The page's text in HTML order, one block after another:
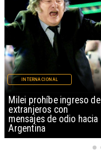
Milei prohíbe ingreso de
extranjeros con
mensajes de odio hacia
Argentina
INTERNACIONAL